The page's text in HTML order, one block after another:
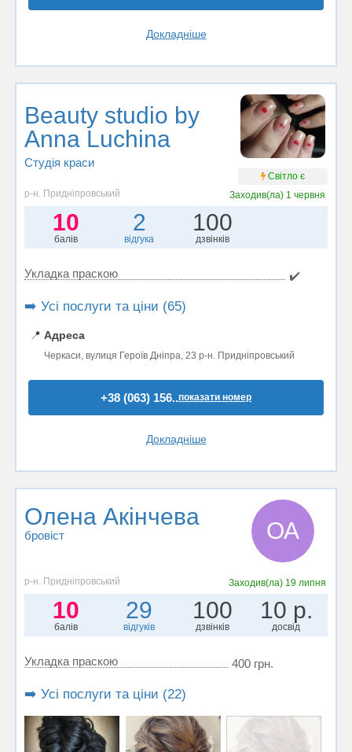
Докладніше
Beauty studio by
Anna Luchina
Студія краси
Світло є
р-н. Придніпровський
Заходив(ла) 1 червня
10
балів
2
відгука
100
дзвінків
Укладка праскою ✔️
➡️ Усі послуги та ціни (65)
📍 Адреса
Черкаси, вулиця Героїв Дніпра, 23 р-н. Придніпровський
+38 (063) 156..показати номер
Докладніше
Олена Акінчева
бровіст ОА
р-н. Придніпровський Заходив(ла) 19 липня
10
балів
29
відгуків
100
дзвінків
10 р.
досвід
Укладка праскою 400 грн.
➡️ Усі послуги та ціни (22)